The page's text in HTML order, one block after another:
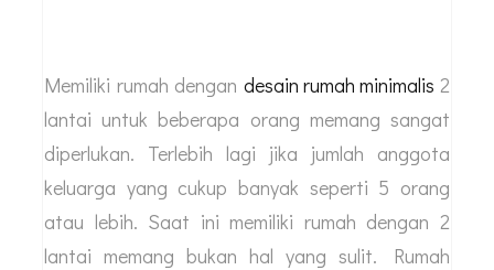
Memiliki rumah dengan desain rumah minimalis 2
lantai untuk beberapa orang memang sangat
diperlukan. Terlebih lagi jika jumlah anggota
keluarga yang cukup banyak seperti 5 orang
atau lebih. Saat ini memiliki rumah dengan 2
lantai memang bukan hal yang sulit. Rumah